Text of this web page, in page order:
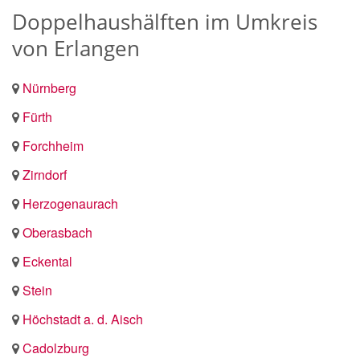
Doppelhaushälften im Umkreis
von Erlangen
Nürnberg
Fürth
Forchheim
Zirndorf
Herzogenaurach
Oberasbach
Eckental
Stein
Höchstadt a. d. Aisch
Cadolzburg